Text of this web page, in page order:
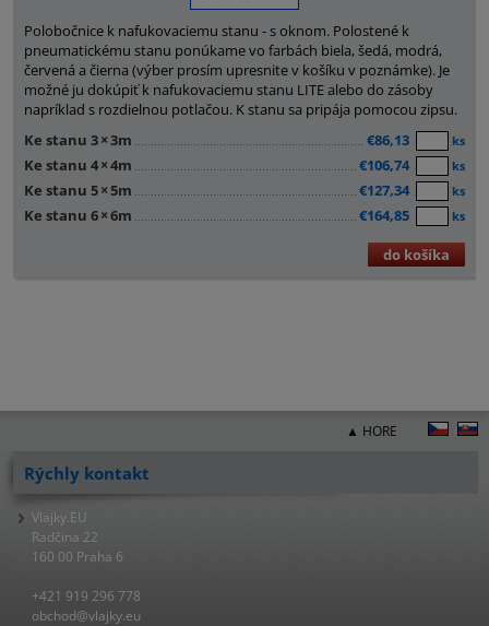
Polobočnice k nafukovaciemu stanu - s oknom. Polostené k
pneumatickému stanu ponúkame vo farbách biela, šedá, modrá,
červená a čierna (výber prosím upresnite v košíku v poznámke). Je
možné ju dokúpiť k nafukovaciemu stanu LITE alebo do zásoby
napríklad s rozdielnou potlačou. K stanu sa pripája pomocou zipsu.
Ke stanu 3×3m €86,13 ks
Ke stanu 4×4m €106,74 ks
Ke stanu 5×5m €127,34 ks
Ke stanu 6×6m €164,85 ks
do košíka
▲ HORE
Rýchly kontakt
Vlajky.EU
Radčina 22
160 00 Praha 6
+421 919 296 778
obchod@vlajky.eu